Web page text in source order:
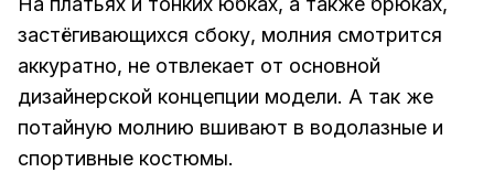
застёгивающихся сбоку, молния смотрится
аккуратно, не отвлекает от основной
дизайнерской концепции модели. А так же
потайную молнию вшивают в водолазные и
спортивные костюмы.